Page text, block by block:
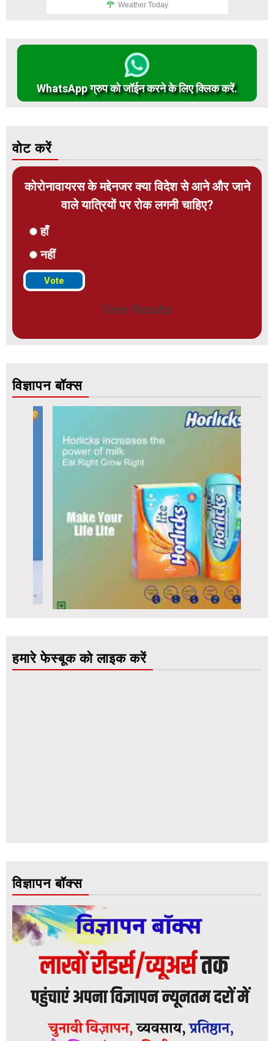
Weather Today
WhatsApp ग्रुप को जॉईन करने के लिए क्लिक करें.
वोट करें
कोरोनावायरस के मद्देनजर क्या विदेश से आने और जाने
वाले यात्रियों पर रोक लगनी चाहिए?
हाँ
नहीं
View Results
विज्ञापन बॉक्स
हमारे फेस्बूक को लाइक करें
विज्ञापन बॉक्स